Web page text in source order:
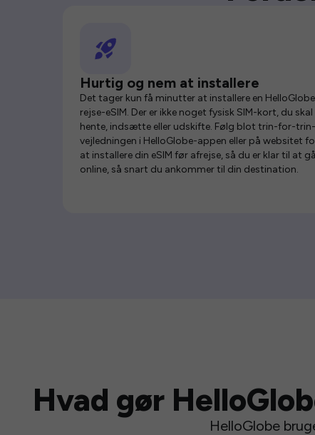
Hurtig og nem at installere
Det tager kun få minutter at installere en HelloGlobe
rejse-eSIM. Der er ikke noget fysisk SIM-kort, du skal
hente, indsætte eller udskifte. Følg blot trin-for-trin-
vejledningen i HelloGlobe-appen eller på websitet
at installere din eSIM før afrejse, så du er klar til at gå
online, så snart du ankommer til din destination.
Hvad gør
HelloGlobe